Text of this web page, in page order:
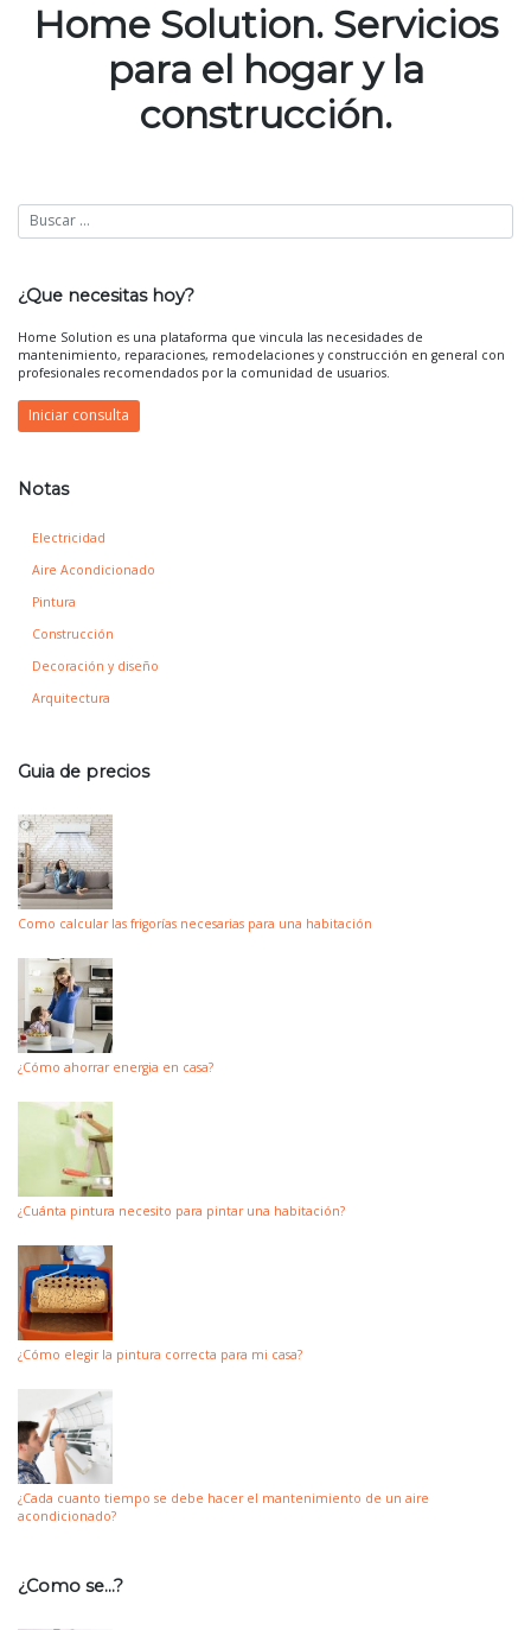
Home Solution. Servicios
para el hogar y la
construcción.
¿Que necesitas hoy?
Home Solution es una plataforma que vincula las necesidades de
mantenimiento, reparaciones, remodelaciones y construcción en general con
profesionales recomendados por la comunidad de usuarios.
Iniciar consulta
Notas
Electricidad
Aire Acondicionado
Pintura
Construcción
Decoración y diseño
Arquitectura
Guia de precios
Como calcular las frigorías necesarias para una habitación
¿Cómo ahorrar energia en casa?
¿Cuánta pintura necesito para pintar una habitación?
¿Cómo elegir la pintura correcta para mi casa?
¿Cada cuanto tiempo se debe hacer el mantenimiento de un aire
acondicionado?
¿Como se…?